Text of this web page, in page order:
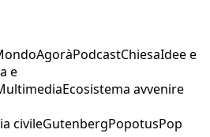
AgoràPodcastChiesaIdee e
e
Ecosistema avvenire
civileGutenbergPopotusPop